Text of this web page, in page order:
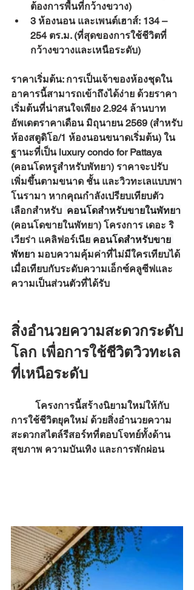
ต้องการพื้นที่กว้างขวาง)
3 ห้องนอน และเพนต์เฮาส์: 134 –
254 ตร.ม. (ที่สุดของการใช้ชีวิตที่
กว้างขวางและเหนือระดับ)
ราคาเริ่มต้น: การเป็นเจ้าของห้องชุดใน
อาคารนี้สามารถเข้าถึงได้ง่าย ด้วยราคา
เริ่มต้นที่น่าสนใจเพียง 2.924 ล้านบาท
อัพเดตราคาเดือน มิถุนายน 2569 (สำหรับ
ห้องสตูดิโอ/1 ห้องนอนขนาดเริ่มต้น) ใน
ฐานะที่เป็น luxury condo for Pattaya
(คอนโดหรูสำหรับพัทยา) ราคาจะปรับ
เพิ่มขึ้นตามขนาด ชั้น และวิวทะเลแบบพา
โนรามา หากคุณกำลังเปรียบเทียบตัว
เลือกสำหรับ คอนโดสำหรับขายในพัทยา
(คอนโดขายในพัทยา) โครงการ เดอะ ริ
เวียร่า แคลิฟอร์เนีย คอนโดสำหรับขาย
พัทยา มอบความคุ้มค่าที่ไม่มีใครเทียบได้
เมื่อเทียบกับระดับความเอ็กซ์คลูซีฟและ
ความเป็นส่วนตัวที่ได้รับ
สิ่งอำนวยความสะดวกระดับ
โลก เพื่อการใช้ชีวิตวิวทะเล
ที่เหนือระดับ
การใช้ชีวิตยุคใหม่ ด้วยสิ่งอำนวยความ
สะดวกสไตล์รีสอร์ทที่ตอบโจทย์ทั้งด้าน
สุขภาพ ความบันเทิง และการพักผ่อน